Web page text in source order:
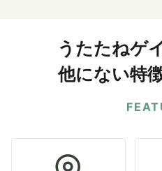
うたたねゲ
他にない特